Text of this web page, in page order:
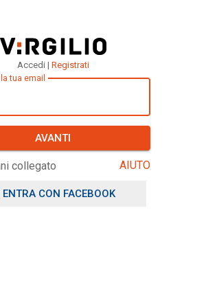
Accedi | Registrati
tua email
AVANTI
collegato AIUTO
ENTRA CON FACEBOOK